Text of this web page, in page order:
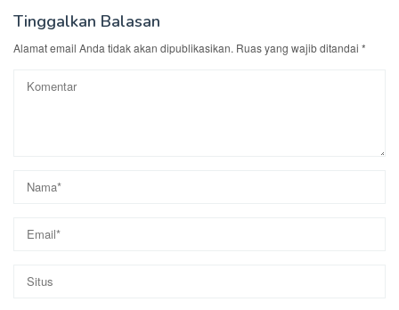
Tinggalkan Balasan
Alamat email Anda tidak akan dipublikasikan. Ruas yang wajib ditandai *